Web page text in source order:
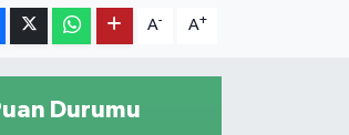
A- A+
Durumu